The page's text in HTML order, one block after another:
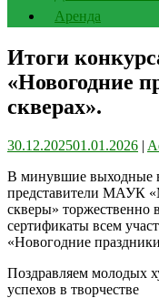
Аренда
Итоги
«Новогодние
скверах».
30.12.202501.01.2026 |
В минувшие выходные в
представители МАУК
скверы» торжественно
сертификаты всем
«Новогодние
Поздравляем молодых
успехов в творчестве